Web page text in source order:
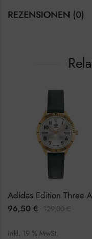
REZENSIONEN (0)
96,50 € 129,00€
inkl. 19 % MwSt.